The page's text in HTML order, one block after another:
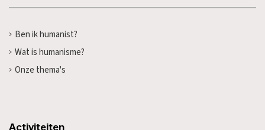
Ben ik humanist?
Wat is humanisme?
Onze thema's
Activiteiten